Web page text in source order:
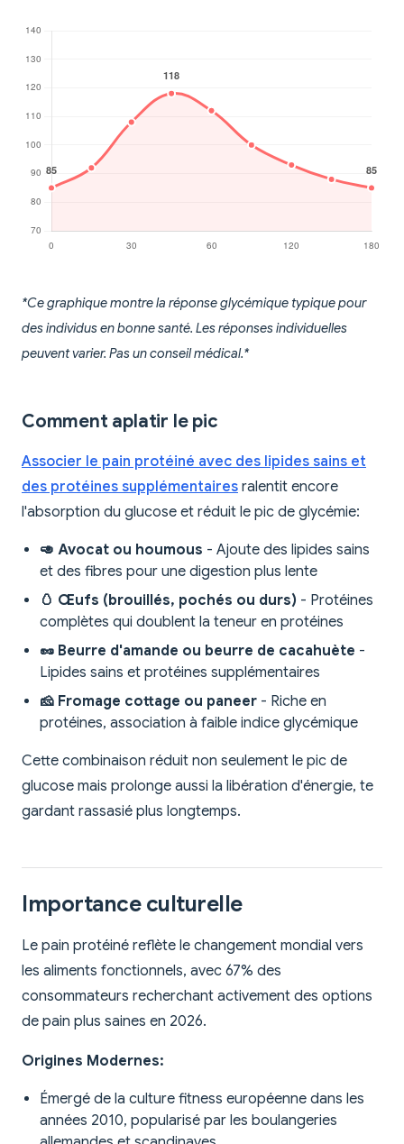
*Ce graphique montre la réponse glycémique typique pour
des individus en bonne santé. Les réponses individuelles
peuvent varier. Pas un conseil médical.*
Comment aplatir le pic
Associer le pain protéiné avec des lipides sains et
des protéines supplémentaires ralentit encore
l'absorption du glucose et réduit le pic de glycémie:
🥑 Avocat ou houmous - Ajoute des lipides sains
et des fibres pour une digestion plus lente
🥚 Œufs (brouillés, pochés ou durs) - Protéines
complètes qui doublent la teneur en protéines
🥜 Beurre d'amande ou beurre de cacahuète -
Lipides sains et protéines supplémentaires
🧀 Fromage cottage ou paneer - Riche en
protéines, association à faible indice glycémique
Cette combinaison réduit non seulement le pic de
glucose mais prolonge aussi la libération d'énergie, te
gardant rassasié plus longtemps.
Importance culturelle
Le pain protéiné reflète le changement mondial vers
les aliments fonctionnels, avec 67% des
consommateurs recherchant activement des options
de pain plus saines en 2026.
Origines Modernes:
Émergé de la culture fitness européenne dans les
années 2010, popularisé par les boulangeries